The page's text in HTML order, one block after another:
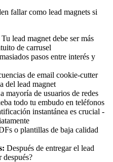
fallar como lead magnets si
Tu lead magnet debe ser más
de carrusel
pasos entre interés y
de email cookie-cutter
del lead magnet
mayoría de usuarios de redes
todo tu embudo en teléfonos
instantánea es crucial -
o plantillas de baja calidad
Después de entregar el lead
después?